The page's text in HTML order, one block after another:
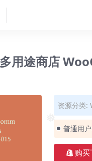
用途商店
资源分类:
普通用
购买